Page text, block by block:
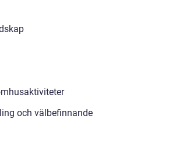
och välbefinnande